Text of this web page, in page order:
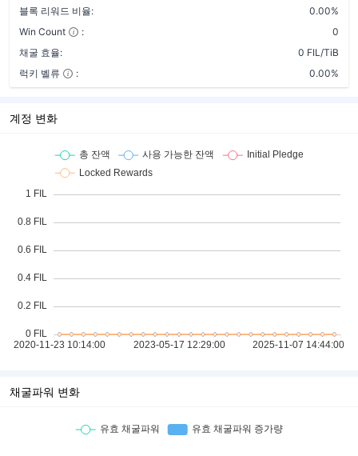
블록 리워드 비율:
0.00%
Win Count
:
0
채굴 효율:
0 FIL/TiB
럭키 벨류
: 0.00%
계정 변화
채굴파워 변화